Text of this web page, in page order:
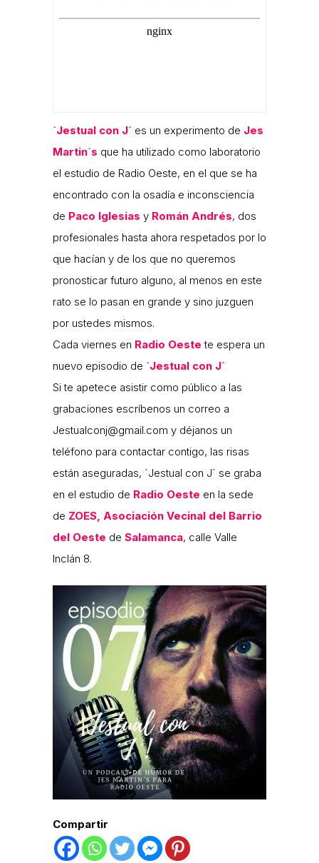
`Jestual con J´ es un experimento de Jes
Martin´s que ha utilizado como laboratorio
el estudio de Radio Oeste, en el que se ha
encontrado con la osadía e inconsciencia
de Paco Iglesias y Román Andrés, dos
profesionales hasta ahora respetados por lo
que hacían y de los que no queremos
pronosticar futuro alguno, al menos en este
rato se lo pasan en grande y sino juzguen
por ustedes mismos.
Cada viernes en Radio Oeste te espera un
nuevo episodio de `Jestual con J´
Si te apetece asistir como público a las
grabaciones escríbenos un correo a
Jestualconj@gmail.com y déjanos un
teléfono para contactar contigo, las risas
están aseguradas, `Jestual con J´ se graba
en el estudio de Radio Oeste en la sede
de ZOES, Asociación Vecinal del Barrio
del Oeste de Salamanca, calle Valle
Inclán 8.
Compartir